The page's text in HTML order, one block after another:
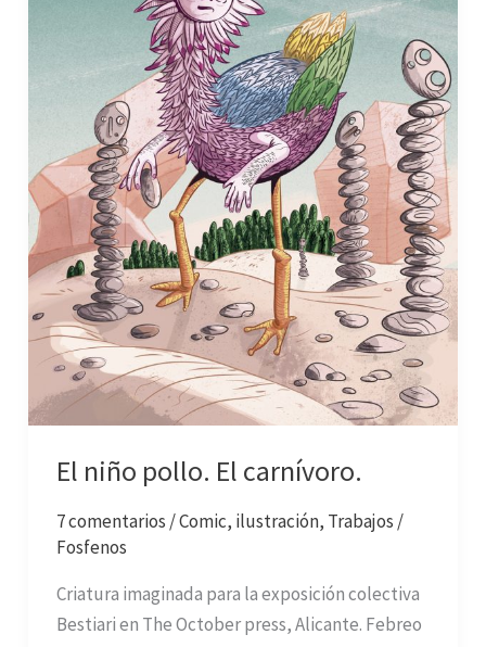
El niño pollo. El carnívoro.
7 comentarios /Comic, ilustración, Trabajos /
Fosfenos
Criatura imaginada para la exposición colectiva
Bestiari en The October press, Alicante. Febreo